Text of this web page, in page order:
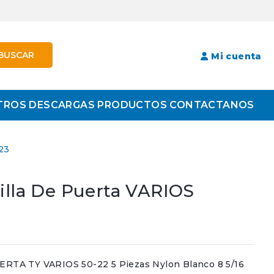
Mi cuenta
DESCARGAS PRODUCTOS CONTACTANOS
De Puerta VARIOS
TY VARIOS 50-22 5 Piezas Nylon Blanco 8 5/16